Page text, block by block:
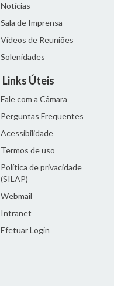
Notícias
Sala de Imprensa
Vídeos de Reuniões
Solenidades
Links Úteis
Fale com a Câmara
Perguntas Frequentes
Acessibilidade
Termos de uso
Política de privacidade
(SILAP)
Webmail
Intranet
Efetuar Login